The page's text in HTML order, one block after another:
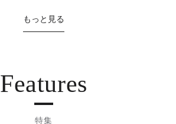
もっと見る
Features
特集